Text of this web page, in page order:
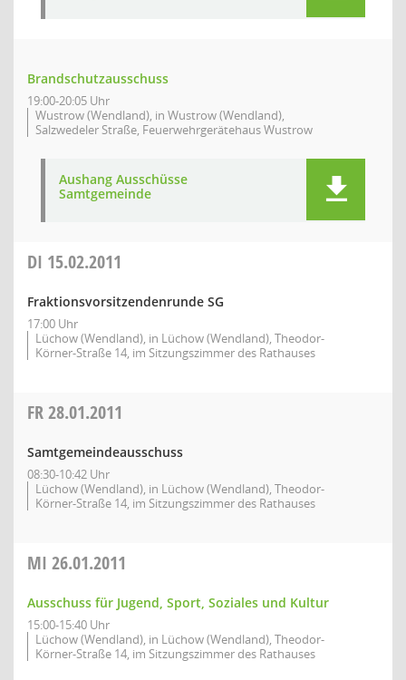
Brandschutzausschuss
19:00-20:05 Uhr
Wustrow (Wendland), in Wustrow (Wendland),
Salzwedeler Straße, Feuerwehrgerätehaus Wustrow
Aushang Ausschüsse
Samtgemeinde
DI 15.02.2011
Fraktionsvorsitzendenrunde SG
17:00 Uhr
Lüchow (Wendland), in Lüchow (Wendland), Theodor-
Körner-Straße 14, im Sitzungszimmer des Rathauses
FR28.01.2011
Samtgemeindeausschuss
08:30-10:42 Uhr
Lüchow (Wendland), in Lüchow (Wendland), Theodor-
Körner-Straße 14, im Sitzungszimmer des Rathauses
MI 26.01.2011
Ausschuss für Jugend, Sport, Soziales und Kultur
15:00-15:40 Uhr
Lüchow (Wendland), in Lüchow (Wendland), Theodor-
Körner-Straße 14, im Sitzungszimmer des Rathauses